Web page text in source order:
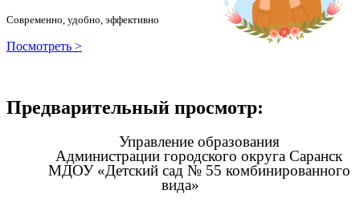
Современно, удобно, эффективно
Посмотреть >
Предварительный просмотр:
Управление образования
Администрации городского округа Саранск
МДОУ «Детский сад № 55 комбинированного
вида»